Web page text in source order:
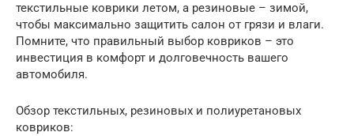
текстильные коврики летом, а резиновые – зимой,
чтобы максимально защитить салон от грязи и влаги.
Помните, что правильный выбор ковриков – это
инвестиция в комфорт и долговечность вашего
автомобиля.
Обзор текстильных, резиновых и полиуретановых
ковриков: